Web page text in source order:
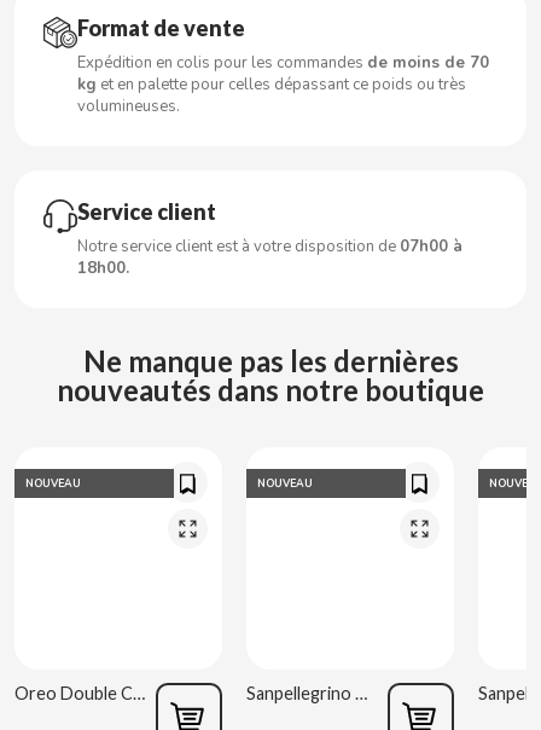
COCACOLA
CODAN
COMO KOMO
CONGUITOS
COOKIE POP & CANDY POP
COVAP
Format de vente
Expédition en colis pour les commandes de moins de 70
kg et en palette pour celles dépassant ce poids ou très
volumineuses.
Service client
Notre service client est à votre disposition de 07h00 à
18h00.
Ne manque pas les dernières
nouveautés dans notre boutique
NOUVEAU
Oreo Double Cream 170 g
NOUVEAU
Sanpellegrino Orange acidulée 33 cl